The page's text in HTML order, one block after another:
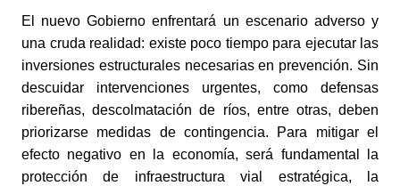
El nuevo Gobierno enfrentará un escenario adverso y
una cruda realidad: existe poco tiempo para ejecutar las
inversiones estructurales necesarias en prevención. Sin
descuidar intervenciones urgentes, como defensas
ribereñas, descolmatación de ríos, entre otras, deben
priorizarse medidas de contingencia. Para mitigar el
efecto negativo en la economía, será fundamental la
protección de infraestructura vial estratégica, la